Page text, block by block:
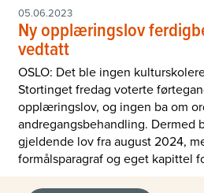
05.06.2023
Ny opplæringslov
vedtatt
OSLO: Det ble ingen
Stortinget fredag voterte
opplæringslov, og ingen ba om
andregangsbehandling. Dermed
gjeldende lov fra august 2024,
formålsparagraf og eget kapittel